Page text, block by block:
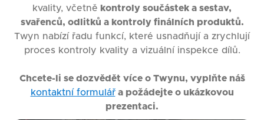
kvality, včetně kontroly součástek a sestav,
svařenců, odlitků a kontroly finálních produktů.
Twyn nabízí řadu funkcí, které usnadňují a zrychlují
proces kontroly kvality a vizuální inspekce dílů.
Chcete-li se dozvědět více o Twynu, vyplňte náš
kontaktní formulářa požádejte o ukázkovou
prezentaci.